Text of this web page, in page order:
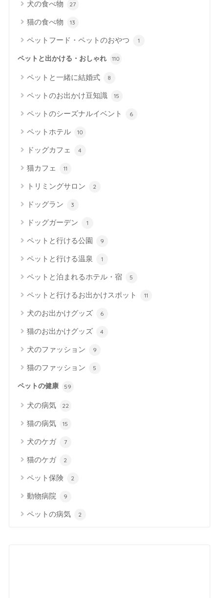
犬の食べ物 27
猫の食べ物 13
ペットフード・ペットのおやつ 1
ペットと出かける・おしゃれ 110
ペットと一緒に結婚式 8
ペットのお出かけ豆知識 15
ペットのシーズナルイベント 6
ペットホテル 10
ドッグカフェ 4
猫カフェ 11
トリミングサロン 2
ドッグラン 3
ドッグガーデン 1
ペットと行ける公園 9
ペットと行ける温泉 1
ペットと泊まれるホテル・宿 5
ペットと行けるお出かけスポット 11
犬のお出かけグッズ 6
猫のお出かけグッズ 4
犬のファッション 9
猫のファッション 5
ペットの健康 59
犬の病気 22
猫の病気 15
犬のケガ 7
猫のケガ 2
ペット保険 2
動物病院 9
ペットの病気 2